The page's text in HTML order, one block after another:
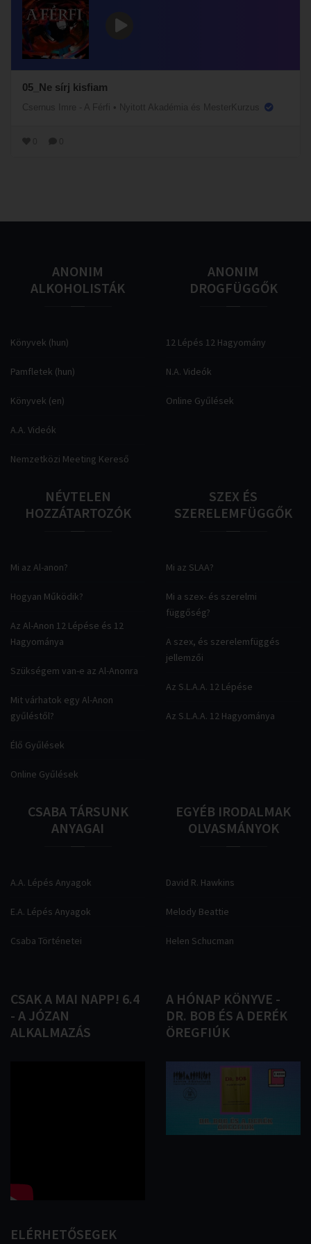
05_Ne sírj kisfiam
Csernus Imre - A Férfi • Nyitott Akadémia és MesterKurzus
ANONIM
ALKOHOLISTÁK
Könyvek (hun)
Pamfletek (hun)
Könyvek (en)
A.A. Videók
Nemzetközi Meeting Kereső
ANONIM
DROGFÜGGŐK
12 Lépés 12 Hagyomány
N.A. Videók
Online Gyűlések
NÉVTELEN
HOZZÁTARTOZÓK
Mi az Al-anon?
Hogyan Működik?
Az Al-Anon 12 Lépése és 12
Hagyománya
Szükségem van-e az Al-Anonra
Mit várhatok egy Al-Anon
gyűléstől?
Élő Gyűlések
Online Gyűlések
SZEX ÉS
SZERELEMFÜGGŐK
Mi az SLAA?
Mi a szex- és szerelmi
függőség?
A szex, és szerelemfüggés
jellemzői
Az S.L.A.A. 12 Lépése
Az S.L.A.A. 12 Hagyománya
CSABA TÁRSUNK
ANYAGAI
A.A. Lépés Anyagok
E.A. Lépés Anyagok
Csaba Történetei
EGYÉB IRODALMAK
OLVASMÁNYOK
David R. Hawkins
Melody Beattie
Helen Schucman
CSAKA MAI NAPP! 6.4
- A JÓZAN
ALKALMAZÁS
A HÓNAP KÖNYVE -
DR. BOB ÉS A DERÉK
ÖREGFIÚK
ELÉRHETŐSEGEK